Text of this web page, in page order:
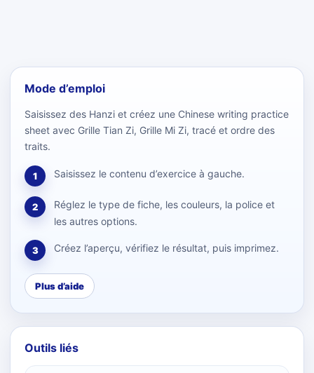
Mode d’emploi
Saisissez des Hanzi et créez une Chinese writing practice
sheet avec Grille Tian Zi, Grille Mi Zi, tracé et ordre des
traits.
1 Saisissez le contenu d’exercice à gauche.
2
Réglez le type de fiche, les couleurs, la police et
les autres options.
3 Créez l’aperçu, vérifiez le résultat, puis imprimez.
Plus d’aide
Outils liés